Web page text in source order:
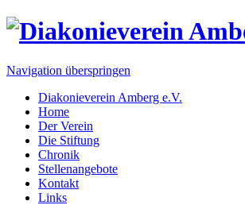
Navigation überspringen
Diakonieverein Amberg e.V.
Home
Der Verein
Die Stiftung
Chronik
Stellenangebote
Kontakt
Links